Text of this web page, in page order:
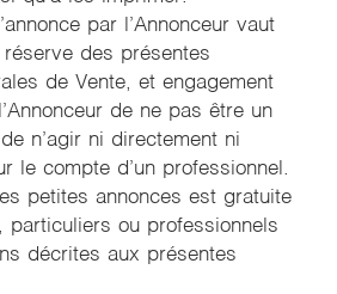
par l’Annonceur vaut
des présentes
de Vente, et engagement
de ne pas être un
n’agir ni directement ni
le compte d’un professionnel.
petites annonces est gratuite
particuliers ou professionnels
décrites aux présentes